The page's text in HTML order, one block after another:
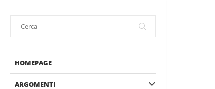
HOMEPAGE
ARGOMENTI